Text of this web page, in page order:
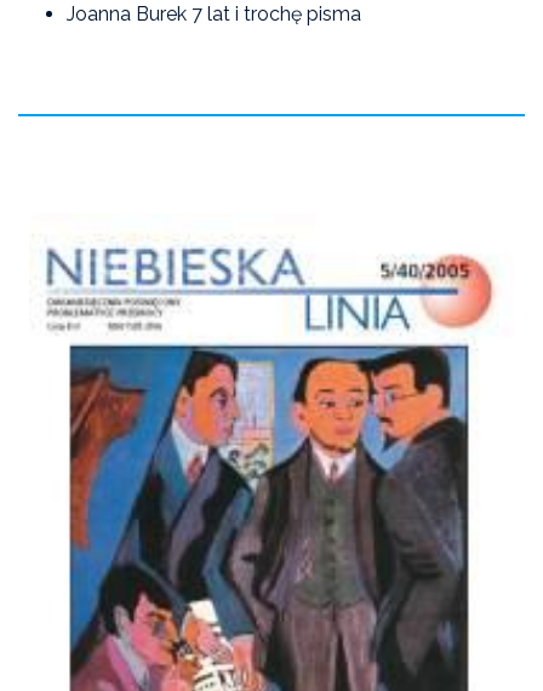
Joanna Burek 7 lat i trochę pisma